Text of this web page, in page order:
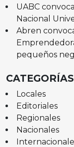
UABC
Nacional
Abren
pequeños
CATEGORÍAS
Locales
Editoriales
Regionales
Nacionales